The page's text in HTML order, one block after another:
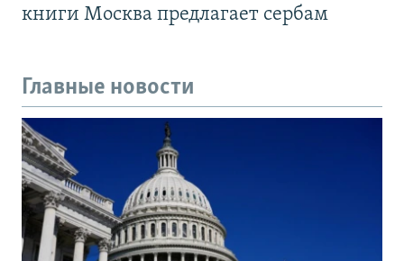
книги Москва предлагает сербам
Главные новости